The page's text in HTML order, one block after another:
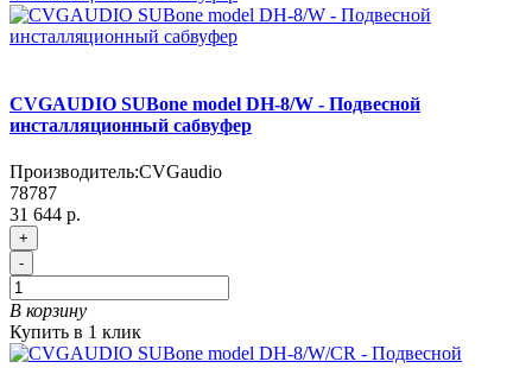
CVGAUDIO SUBone model DH-8/W - Подвесной
инсталляционный сабвуфер
Производитель:CVGaudio
78787
31 644 р.
+
-
В корзину
Купить в 1 клик